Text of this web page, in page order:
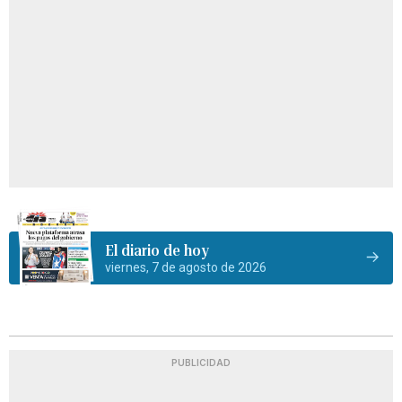
El diario de hoy
viernes, 7 de agosto de 2026
PUBLICIDAD